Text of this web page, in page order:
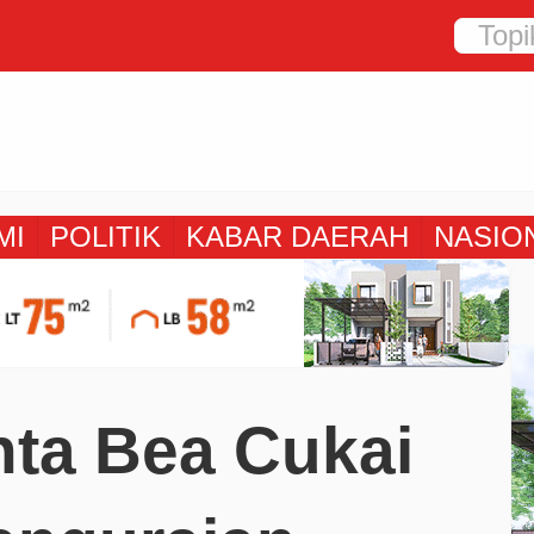
POLITIK KABAR DAERAH
Bea Cukai